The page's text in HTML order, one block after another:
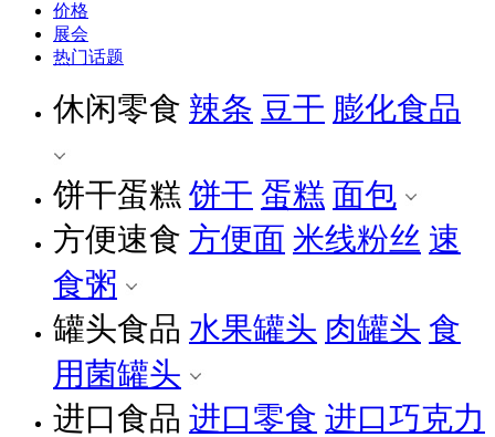
价格
展会
热门话题
休闲零食 辣条 豆干 膨化食品
饼干蛋糕 饼干 蛋糕 面包
方便速食 方便面 米线粉丝 速
食粥
罐头食品 水果罐头 肉罐头 食
用菌罐头
进口食品 进口零食 进口巧克力